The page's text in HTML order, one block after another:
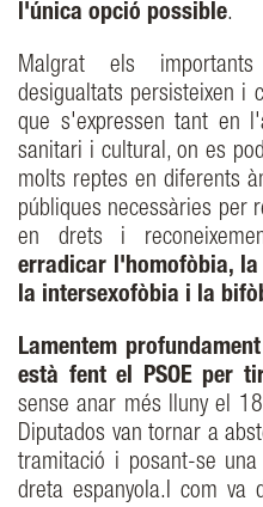
l'única opció possible.
Malgrat els
desigualtats persisteixen i
que s'expressen tant en
sanitari i cultural, on es
molts reptes en diferents
públiques necessàries per
en drets i
erradicar l'homofòbia,
la intersexofòbia i la
Lamentem
està fent el PSOE per
sense anar més lluny el
Diputados van tornar a
tramitació i posant-se
dreta espanyola.I com va